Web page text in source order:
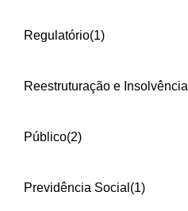
Regulatório(1)
Reestruturação e Insolvência
Público(2)
Previdência Social (1)